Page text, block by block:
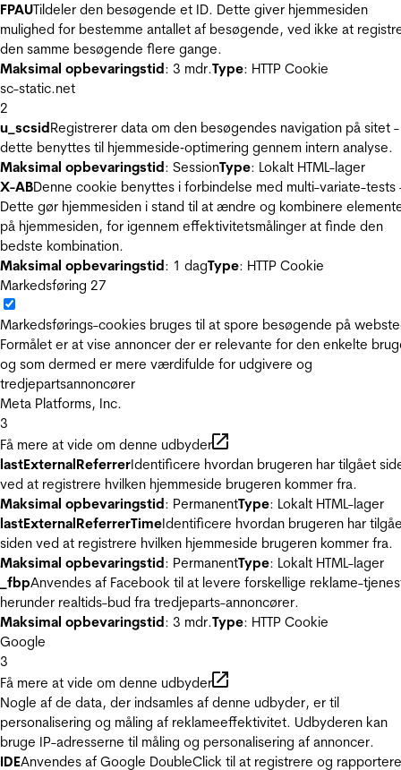
FPAUTildeler den besøgende et ID. Dette giver hjemmesiden
mulighed for bestemme antallet af besøgende, ved ikke at
den samme besøgende flere gange.
Maksimal opbevaringstid: 3 mdr.Type: HTTP Cookie
sc-static.net
2
u_scsidRegistrerer data om den besøgendes navigation på sitet -
dette benyttes til hjemmeside‐optimering gennem intern analyse.
Maksimal opbevaringstid: SessionType: Lokalt HTML-lager
X-ABDenne cookie benyttes i forbindelse med multi-variate-tests
Dette gør hjemmesiden i stand til at ændre og kombinere
på hjemmesiden, for igennem effektivitetsmålinger at finde den
bedste kombination.
Maksimal opbevaringstid: 1 dagType: HTTP Cookie
Markedsføring 27
Markedsførings-cookies bruges til at spore besøgende på
Formålet er at vise annoncer der er relevante for den enkelte
og som dermed er mere værdifulde for udgivere og
tredjepartsannoncører
Meta Platforms, Inc.
3
Få mere at vide om denne udbyder
lastExternalReferrerIdentificere hvordan brugeren har tilgået
ved at registrere hvilken hjemmeside brugeren kommer fra.
Maksimal opbevaringstid: PermanentType: Lokalt HTML-lager
lastExternalReferrerTimeIdentificere hvordan brugeren har
siden ved at registrere hvilken hjemmeside brugeren kommer fra.
Maksimal opbevaringstid: PermanentType: Lokalt HTML-lager
_fbpAnvendes af Facebook til at levere forskellige reklame-
herunder realtids-bud fra tredjeparts-annoncører.
Maksimal opbevaringstid: 3 mdr.Type: HTTP Cookie
Google
3
Få mere at vide om denne udbyder
Nogle af de data, der indsamles af denne udbyder, er til
personalisering og måling af reklameeffektivitet. Udbyderen kan
bruge IP-adresserne til måling og personalisering af annoncer.
IDEAnvendes af Google DoubleClick til at registrere og